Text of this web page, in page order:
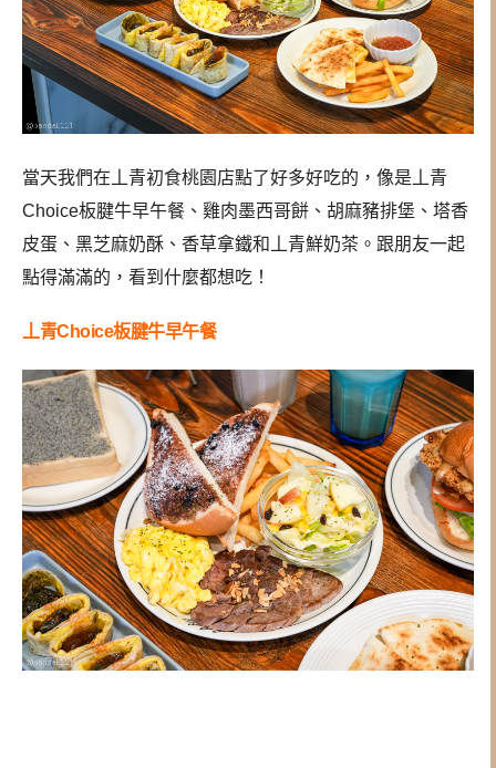
當天我們在丄青初食桃園店點了好多好吃的，像是丄青
Choice板腱牛早午餐、雞肉墨西哥餅、胡麻豬排堡、塔香
皮蛋、黑芝麻奶酥、香草拿鐵和丄青鮮奶茶。跟朋友一起
點得滿滿的，看到什麼都想吃！
丄青Choice板腱牛早午餐